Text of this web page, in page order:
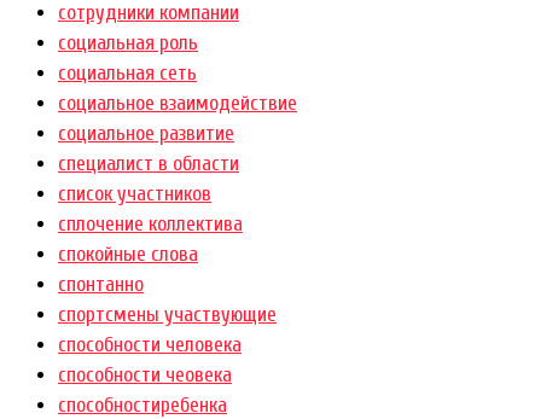
сотрудники компании
социальная роль
социальная сеть
социальное взаимодействие
социальное развитие
специалист в области
список участников
сплочение коллектива
спокойные слова
спонтанно
спортсмены участвующие
способности человека
способности чеовека
способностиребенка